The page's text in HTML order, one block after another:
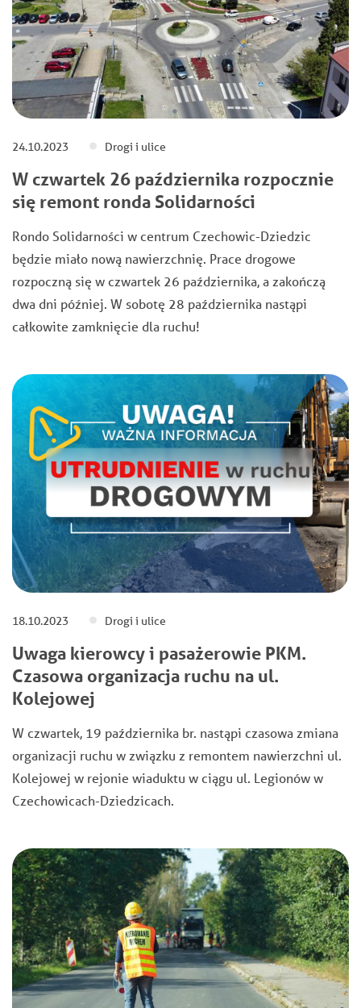
24.10.2023 Drogi i ulice
W czwartek 26 października rozpocznie
się remont ronda Solidarności
Rondo Solidarności w centrum Czechowic-Dziedzic
będzie miało nową nawierzchnię. Prace drogowe
rozpoczną się w czwartek 26 października, a zakończą
dwa dni później. W sobotę 28 października nastąpi
całkowite zamknięcie dla ruchu!
18.10.2023 Drogi i ulice
Uwaga kierowcy i pasażerowie PKM.
Czasowa organizacja ruchu na ul.
Kolejowej
W czwartek, 19 października br. nastąpi czasowa zmiana
organizacji ruchu w związku z remontem nawierzchni ul.
Kolejowej w rejonie wiaduktu w ciągu ul. Legionów w
Czechowicach-Dziedzicach.